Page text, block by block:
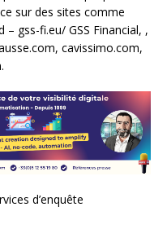
sur des sites comme
gss-fi.eu/ GSS Financial, ,
cavissimo.com,
d’enquête